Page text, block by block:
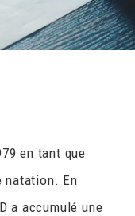
en tant que
natation. En
a accumulé une